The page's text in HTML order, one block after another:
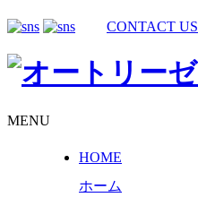
CONTACT US
MENU
HOME
ホーム